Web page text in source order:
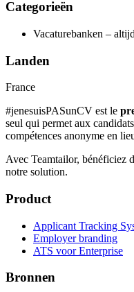
Categorieën
Vacaturebanken –
Landen
France
#jenesuisPASunCV est le
seul qui permet aux
compétences anonyme en
Avec Teamtailor, bénéficiez
notre solution.
Product
Applicant Tracking
Employer branding
ATS voor Enterprise
Bronnen